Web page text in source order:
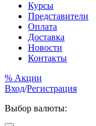
Курсы
Представители
Оплата
Доставка
Новости
Контакты
% Акции
Вход/Регистрация
Выбор валюты: